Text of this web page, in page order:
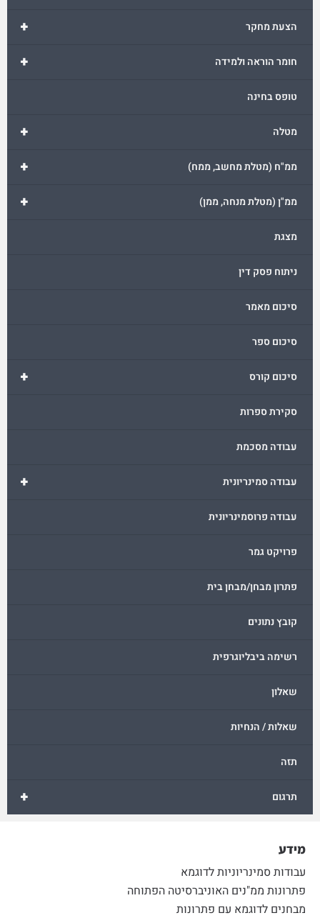
+ הצעת מחקר
+ חומר הוראה ולמידה
טופס בחינה
+ מטלה
+ ממ"ח (מטלת מחשב, ממח)
+ ממ"ן (מטלת מנחה, ממן)
מצגת
ניתוח פסק דין
סיכום מאמר
סיכום ספר
+ סיכום קורס
סקירת ספרות
עבודה מסכמת
+ עבודה סמינריונית
עבודה פרוסמינריונית
פרויקט גמר
פתרון מבחן/מבחן בית
קובץ נתונים
רשימה ביבליוגרפית
שאלון
שאלות / הנחיות
תזה
+ תרגום
מידע
עבודות סמינריוניות לדוגמא
פתרונות ממ"נים האוניברסיטה הפתוחה
מבחנים לדוגמא עם פתרונות